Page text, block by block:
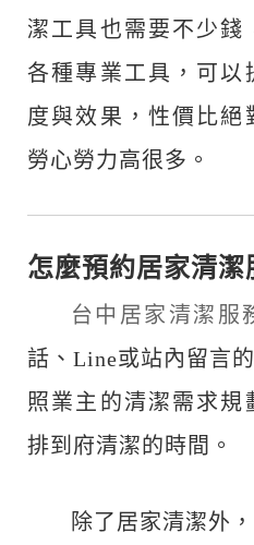
潔工具也需要不少錢
各種專業工具，可以
度與效果，性價比絕
勞心勞力高很多。
怎麼預約居家清潔
台中居家清潔服
話、Line或站內留言
照業主的清潔需求規
排到府清潔的時間。
除了居家清潔外